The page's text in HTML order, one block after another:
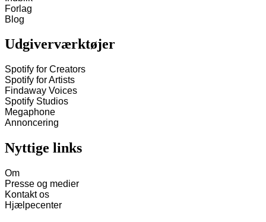
Forlag
Blog
Udgiverværktøjer
Spotify for Creators
Spotify for Artists
Findaway Voices
Spotify Studios
Megaphone
Annoncering
Nyttige links
Om
Presse og medier
Kontakt os
Hjælpecenter